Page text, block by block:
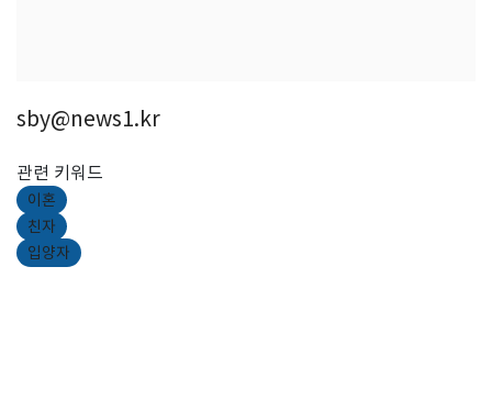
sby@news1.kr
관련 키워드
이혼
친자
입양자